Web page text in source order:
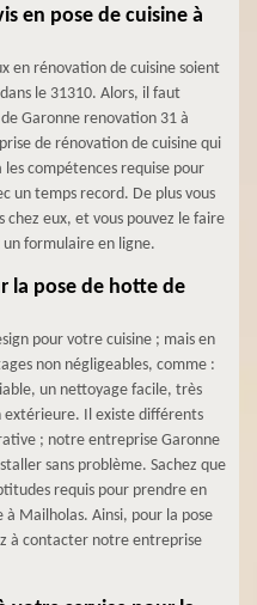
en pose de cuisine à
en rénovation de cuisine soient
le 31310. Alors, il faut
Garonne renovation 31 à
de rénovation de cuisine qui
les compétences requise pour
un temps record. De plus vous
chez eux, et vous pouvez le faire
formulaire en ligne.
la pose de hotte de
pour votre cuisine ; mais en
non négligeables, comme :
un nettoyage facile, très
extérieure. Il existe différents
; notre entreprise Garonne
sans problème. Sachez que
requis pour prendre en
Mailholas. Ainsi, pour la pose
à contacter notre entreprise